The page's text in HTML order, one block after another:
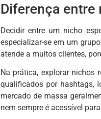
Diferença entre
Decidir entre um nicho
especializar-se em um
atende a muitos clientes,
Na prática, explorar nichos
qualificados por hashtags,
mercado de massa
nem sempre é acessível